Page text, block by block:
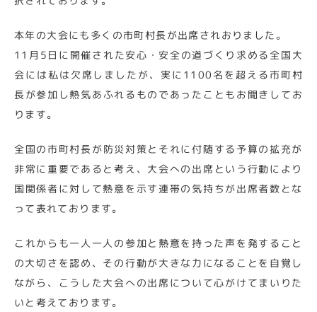
本年の大会にも多くの市町村長が出席されおりました。
11月5日に開催された安心・安全の道づくり求める全国大
会には私は欠席しましたが、実に1100名を超える市町村
長が参加し熱気あふれるものであったこともお聞きしてお
ります。
全国の市町村長が防災対策とそれに付随する予算の拡充が
非常に重要であると考え、大会への出席という行動により
国関係者に対して熱意を示す連帯の気持ちが出席者数とな
って表れております。
これからも一人一人の参加と熱意を持った声を発すること
の大切さを認め、その行動が大きな力になることを自覚し
ながら、こうした大会への出席について心がけてまいりた
いと考えております。